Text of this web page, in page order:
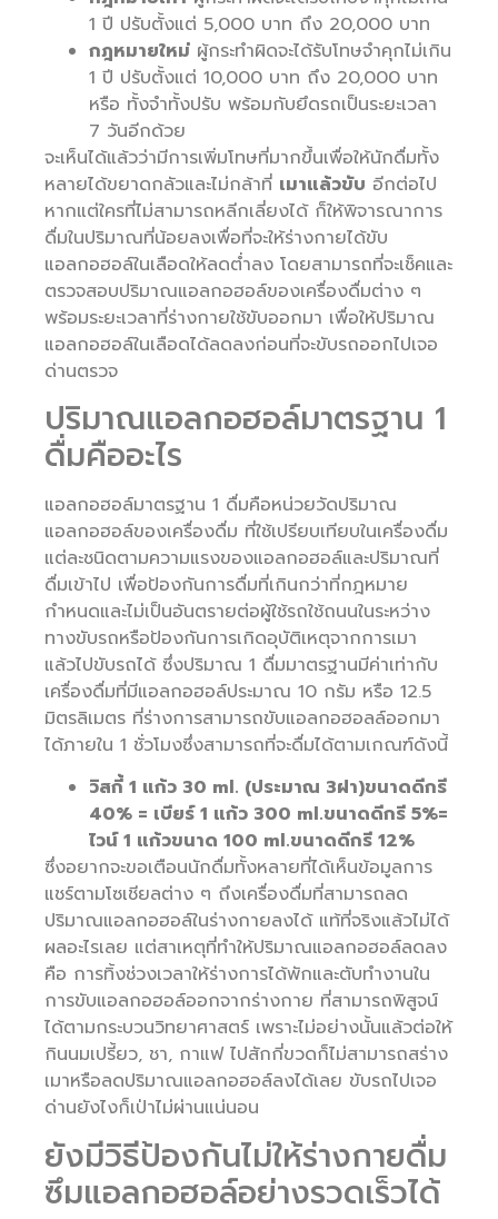
1 ปี ปรับตั้งแต่ 5,000 บาท ถึง 20,000 บาท
กฎหมายใหม่ ผู้กระทำผิดจะได้รับโทษจำคุกไม่เกิน
1 ปี ปรับตั้งแต่ 10,000 บาท ถึง 20,000 บาท
หรือ ทั้งจำทั้งปรับ พร้อมกับยึดรถเป็นระยะเวลา
7 วันอีกด้วย
จะเห็นได้แล้วว่ามีการเพิ่มโทษที่มากขึ้นเพื่อให้นักดื่มทั้ง
หลายได้ขยาดกลัวและไม่กล้าที่ เมาแล้วขับ อีกต่อไป
หากแต่ใครที่ไม่สามารถหลีกเลี่ยงได้ ก็ให้พิจารณาการ
ดื่มในปริมาณที่น้อยลงเพื่อที่จะให้ร่างกายได้ขับ
แอลกอฮอล์ในเลือดให้ลดต่ำลง โดยสามารถที่จะเช็คและ
ตรวจสอบปริมาณแอลกอฮอล์ของเครื่องดื่มต่าง ๆ
พร้อมระยะเวลาที่ร่างกายใช้ขับออกมา เพื่อให้ปริมาณ
แอลกอฮอล์ในเลือดได้ลดลงก่อนที่จะขับรถออกไปเจอ
ด่านตรวจ
ปริมาณแอลกอฮอล์มาตรฐาน 1
ดื่มคืออะไร
แอลกอฮอล์มาตรฐาน 1 ดื่มคือหน่วยวัดปริมาณ
แอลกอฮอล์ของเครื่องดื่ม ที่ใช้เปรียบเทียบในเครื่องดื่ม
แต่ละชนิดตามความแรงของแอลกอฮอล์และปริมาณที่
ดื่มเข้าไป เพื่อป้องกันการดื่มที่เกินกว่าที่กฎหมาย
กำหนดและไม่เป็นอันตรายต่อผู้ใช้รถใช้ถนนในระหว่าง
ทางขับรถหรือป้องกันการเกิดอุบัติเหตุจากการเมา
แล้วไปขับรถได้ ซึ่งปริมาณ 1 ดื่มมาตรฐานมีค่าเท่ากับ
เครื่องดื่มที่มีแอลกอฮอล์ประมาณ 10 กรัม หรือ 12.5
มิตรลิเมตร ที่ร่างการสามารถขับแอลกอฮอลล์ออกมา
ได้ภายใน 1 ชั่วโมงซึ่งสามารถที่จะดื่มได้ตามเกณฑ์ดังนี้
วิสกี้ 1 แก้ว 30 ml. (ประมาณ 3ฝา)ขนาดดีกรี
40% = เบียร์ 1 แก้ว 300 ml.ขนาดดีกรี 5%=
ไวน์ 1 แก้วขนาด 100 ml.ขนาดดีกรี 12%
ซึ่งอยากจะขอเตือนนักดื่มทั้งหลายที่ได้เห็นข้อมูลการ
แชร์ตามโซเชียลต่าง ๆ ถึงเครื่องดื่มที่สามารถลด
ปริมาณแอลกอฮอล์ในร่างกายลงได้ แท้ที่จริงแล้วไม่ได้
ผลอะไรเลย แต่สาเหตุที่ทำให้ปริมาณแอลกอฮอล์ลดลง
คือ การทิ้งช่วงเวลาให้ร่างการได้พักและตับทำงานใน
การขับแอลกอฮอล์ออกจากร่างกาย ที่สามารถพิสูจน์
ได้ตามกระบวนวิทยาศาสตร์ เพราะไม่อย่างนั้นแล้วต่อให้
กินนมเปรี้ยว, ชา, กาแฟ ไปสักกี่ขวดก็ไม่สามารถสร่าง
เมาหรือลดปริมาณแอลกอฮอล์ลงได้เลย ขับรถไปเจอ
ด่านยังไงก็เป่าไม่ผ่านแน่นอน
ยังมีวิธีป้องกันไม่ให้ร่างกายดื่ม
ซึมแอลกอฮอล์อย่างรวดเร็วได้